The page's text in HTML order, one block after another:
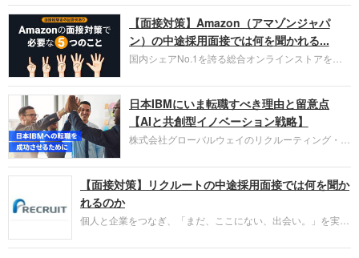
お勧めするイチオシ企業をご紹介します。今回はク
ラウド型CRMプラットフォームを提供する
HubSpot Japan（ハブスポット・ジャパン）株式会
社です。採用面接対策の企業研究にご活用くださ
い。
【面接対策】Amazon（アマゾンジャパ
ン）の中途採用面接では何を聞かれる...
国内シェアNo.1を誇る総合オンラインストアを運
圧倒的な存在感を持つAmazon。中途採用面接では
過去の具体的な業務成果やリーダーシップの発揮、
失敗からの学びが重視され、人間性やカルチャーフ
ィットも評価対象となり、長期的に成長できる仲間
であるかを多角的に審査されます。
日本IBMにいま転職すべき理由と留意点
【AIと共創型イノベーション戦略】
株式会社グローバルウェイのリクルーティング・パ
パーソンが利用する企業口コミサイト「キャリコ
ネ」の転職エージェントがお勧めするイチオシ企業
IBMです。採用面接対策の企業研究にご活用くださ
い。
【面接対策】リクルートの中途採用面接では何を聞か
れるのか
個人と企業をつなぎ、「まだ、ここにない、出会い。」を実現
やこれまでの成果を具体的に問われるほか、「人間性」も評価